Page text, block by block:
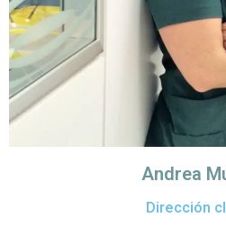
Andrea
Dirección